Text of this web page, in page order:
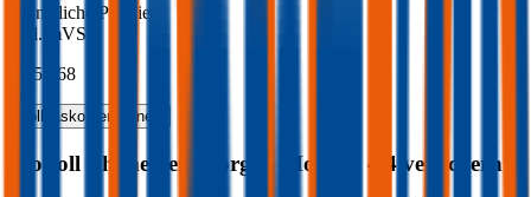
Monatliche Prämie
inkl. mVSt.
€ 154,68
Vollkasko berechnen
Wo soll ich meinen Morgan Morgan 4/4 versichern?